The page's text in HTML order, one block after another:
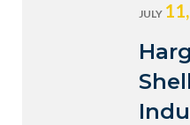
JULY 11,
Shell